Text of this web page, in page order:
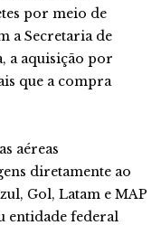
por meio de
a Secretaria de
a aquisição por
que a compra
aéreas
diretamente ao
Gol, Latam e MAP
entidade federal